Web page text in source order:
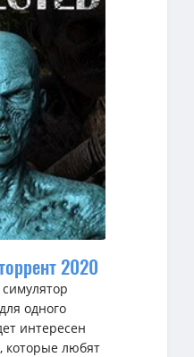
2020
одного
интересен
которые любят